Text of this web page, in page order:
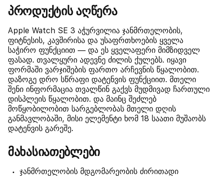
პროდუქტის აღწერა
Apple Watch SE 3 აჭურვილია ჯანმრთელობის,
ფიტნესის, კავშირისა და უსაფრთხოების ყველა
საჭირო ფუნქციით — და ეს ყველაფერი მიმზიდველ
ფასად. თვალყური ადევნე ძილის ქულებს. იყავი
ფორმაში ვარჯიშების ფართო არჩევნის წყალობით.
დაზოგე დრო სწრაფი დატენვის ფუნქციით. მთელი
შენი ინფორმაცია თვალწინ გაქვს მუდმივად ჩართული
დისპლეის წყალობით. და მაინც შეძლებ
მოწყობილობით სარგებლობას მთელი დღის
განმავლობაში, მისი ელემენტი ხომ 18 საათი მუშაობს
დატენვის გარეშე.
მახასიათებლები
ჯანმრთელობის მდგომარეობის ძირითადი